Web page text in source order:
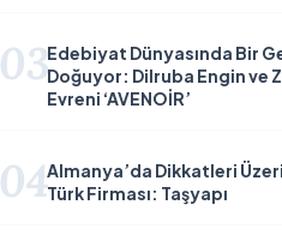
03Edebiyat Dünyasında Bir
Doğuyor: Dilruba Engin ve
Evreni ‘AVENOİR’
04Almanya’da Dikkatleri
Türk Firması: Taşyapı